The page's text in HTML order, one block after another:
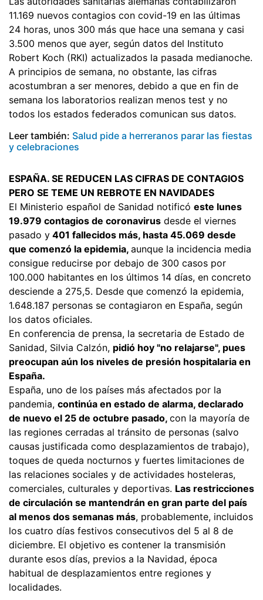
11.169 nuevos contagios con covid-19 en las últimas
24 horas, unos 300 más que hace una semana y casi
3.500 menos que ayer, según datos del Instituto
Robert Koch (RKI) actualizados la pasada medianoche.
A principios de semana, no obstante, las cifras
acostumbran a ser menores, debido a que en fin de
semana los laboratorios realizan menos test y no
todos los estados federados comunican sus datos.
Leer también: Salud pide a herreranos parar las fiestas
y celebraciones
ESPAÑA. SE REDUCEN LAS CIFRAS DE CONTAGIOS
PERO SE TEME UN REBROTE EN NAVIDADES
El Ministerio español de Sanidad notificó este lunes
19.979 contagios de coronavirus desde el viernes
pasado y 401 fallecidos más, hasta 45.069 desde
que comenzó la epidemia, aunque la incidencia media
consigue reducirse por debajo de 300 casos por
100.000 habitantes en los últimos 14 días, en concreto
desciende a 275,5. Desde que comenzó la epidemia,
1.648.187 personas se contagiaron en España, según
los datos oficiales.
En conferencia de prensa, la secretaria de Estado de
Sanidad, Silvia Calzón, pidió hoy "no relajarse", pues
preocupan aún los niveles de presión hospitalaria en
España.
España, uno de los países más afectados por la
pandemia, continúa en estado de alarma, declarado
de nuevo el 25 de octubre pasado, con la mayoría de
las regiones cerradas al tránsito de personas (salvo
causas justificada como desplazamientos de trabajo),
toques de queda nocturnos y fuertes limitaciones de
las relaciones sociales y de actividades hosteleras,
comerciales, culturales y deportivas. Las restricciones
de circulación se mantendrán en gran parte del país
al menos dos semanas más, probablemente, incluidos
los cuatro días festivos consecutivos del 5 al 8 de
diciembre. El objetivo es contener la transmisión
durante esos días, previos a la Navidad, época
habitual de desplazamientos entre regiones y
localidades.